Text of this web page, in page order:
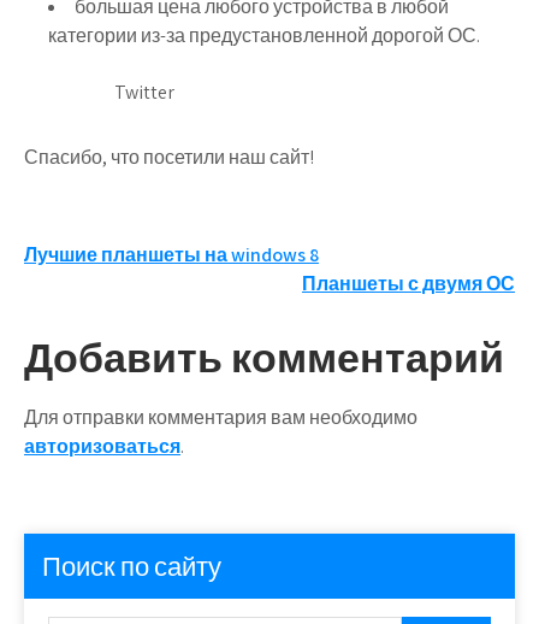
большая цена любого устройства в любой
категории из-за предустановленной дорогой ОС.
Twitter
Спасибо, что посетили наш сайт!
Навигация
записям
Лучшие планшеты на windows 8
Планшеты с двумя ОС
Добавить комментарий
Для отправки комментария вам необходимо
авторизоваться.
Поиск по сайту